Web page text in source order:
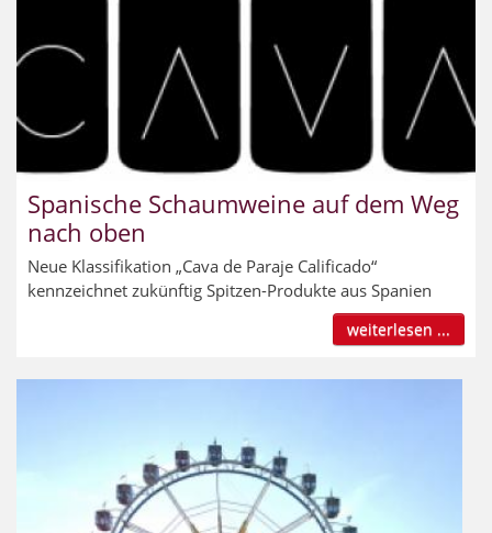
Spanische Schaumweine auf dem Weg
nach oben
Neue Klassifikation „Cava de Paraje Calificado“
kennzeichnet zukünftig Spitzen-Produkte aus Spanien
weiterlesen ...